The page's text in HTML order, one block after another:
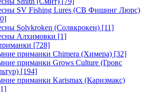
SV Fishing Lures (СВ Фишинг Люрс)
Solvkroken (Солвкрокен) [11]
Алхимовки [1]
[728]
приманки Chimera (Химера) [32]
приманки Grows Culture (Гровс
[194]
приманки Karismax (Каризмакс)